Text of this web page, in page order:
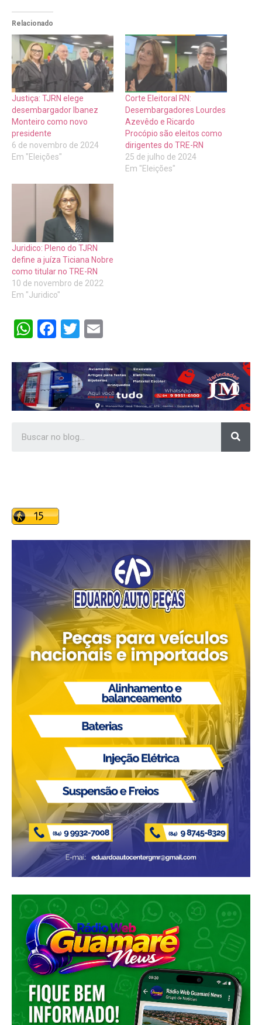
Relacionado
Justiça: TJRN elege
desembargador Ibanez
Monteiro como novo
presidente
6 de novembro de 2024
Em "Eleições"
Corte Eleitoral RN:
Desembargadores Lourdes
Azevêdo e Ricardo
Procópio são eleitos como
dirigentes do TRE-RN
25 de julho de 2024
Em "Eleições"
Juridico: Pleno do TJRN
define a juíza Ticiana Nobre
como titular no TRE-RN
10 de novembro de 2022
Em "Juridico"
WhatsApp
Facebook
Twitter